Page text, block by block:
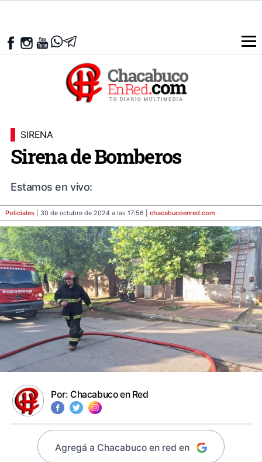
SIRENA
Sirena de Bomberos
Estamos en vivo:
Policiales | 30 de octubre de 2024 a las 17:56 | chacabucoenred.com
Por: Chacabuco en Red
Agregá a Chacabuco en red en